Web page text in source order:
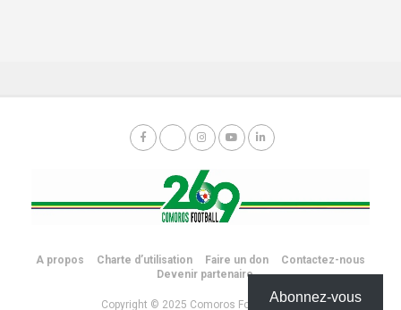
A propos Charte d’utilisation Faire un don
Contactez-nous
Devenir partenaire
Copyright © 2025 Comoros Football 269.Abonnez-vous